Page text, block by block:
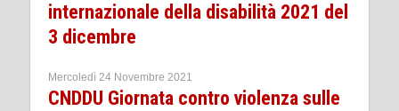
internazionale della disabilità 2021 del
3 dicembre
Mercoledì 24 Novembre 2021
CNDDU Giornata contro violenza sulle